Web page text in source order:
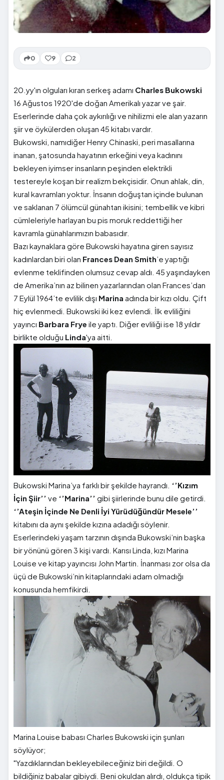
0 9 2
20.yy'ın olguları kıran serkeş adamı Charles Bukowski
16 Ağustos 1920'de doğan Amerikalı yazar ve şair.
Eserlerinde daha çok aykırılığı ve nihilizmi ele alan yazarın
şiir ve öykülerden oluşan 45 kitabı vardır.
Bukowski, namıdiğer Henry Chinaski, peri masallarına
inanan, şatosunda hayatının erkeğini veya kadınını
bekleyen iyimser insanların peşinden elektrikli
testereyle koşan bir realizm bekçisidir. Onun ahlak, din,
kural kavramları yoktur. İnsanın doğuştan içinde bulunan
ve saklanan 7 ölümcül günahtan ikisini; tembellik ve kibri
cümleleriyle harlayan bu pis moruk reddettiği her
kavramla günahlarımızın babasıdır.
Bazı kaynaklara göre Bukowski hayatına giren sayısız
kadınlardan biri olan Frances Dean Smith’e yaptığı
evlenme teklifinden olumsuz cevap aldı. 45 yaşındayken
de Amerika’nın az bilinen yazarlarından olan Frances’dan
7 Eylül 1964’te evlilik dışı Marina adında bir kızı oldu. Çift
hiç evlenmedi. Bukowski iki kez evlendi. İlk evliliğini
yayıncı Barbara Frye ile yaptı. Diğer evliliği ise 18 yıldır
birlikte olduğu Linda'ya aitti.
Bukowski Marina’ya farklı bir şekilde hayrandı. ‘’Kızım
İçin Şiir’’ ve ‘’Marina’’ gibi şiirlerinde bunu dile getirdi.
‘’Ateşin İçinde Ne Denli İyi Yürüdüğündür Mesele’’
kitabını da aynı şekilde kızına adadığı söylenir.
Eserlerindeki yaşam tarzının dışında Bukowski’nin başka
bir yönünü gören 3 kişi vardı. Karısı Linda, kızı Marina
Louise ve kitap yayıncısı John Martin. İnanması zor olsa da
üçü de Bukowski’nin kitaplarındaki adam olmadığı
konusunda hemfikirdi.
Marina Louise babası Charles Bukowski için şunları
söylüyor;
"Yazdıklarından bekleyebileceğiniz biri değildi. O
bildiğiniz babalar gibiydi. Beni okuldan alırdı, oldukça tipik